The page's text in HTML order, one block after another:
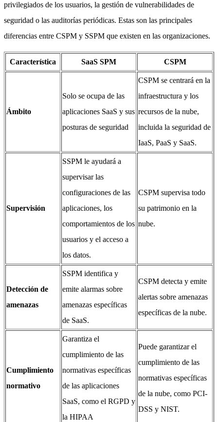
privilegiados de los usuarios, la gestión de vulnerabilidades de
seguridad o las auditorías periódicas. Estas son las principales
diferencias entre CSPM y SSPM que existen en las organizaciones.
Característica SaaS SPM CSPM
Ámbito
Solo se ocupa de las
aplicaciones SaaS y sus
posturas de seguridad
CSPM se centrará en la
infraestructura y los
recursos de la nube,
incluida la seguridad de
IaaS, PaaS y SaaS.
Supervisión
SSPM le ayudará a
supervisar las
configuraciones de las
aplicaciones, los
comportamientos de los
usuarios y el acceso a
los datos.
CSPM supervisa todo
su patrimonio en la
nube.
Detección de
amenazas
SSPM identifica y
emite alarmas sobre
amenazas específicas
de SaaS.
CSPM detecta y emite
alertas sobre amenazas
específicas de la nube.
Cumplimiento
normativo
Garantiza el
cumplimiento de las
normativas específicas
de las aplicaciones
SaaS, como el RGPD y
la HIPAA
Puede garantizar el
cumplimiento de las
normativas específicas
de la nube, como PCI-
DSS y NIST.